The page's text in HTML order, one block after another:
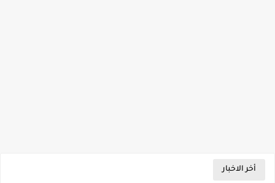
أخر الاخبار